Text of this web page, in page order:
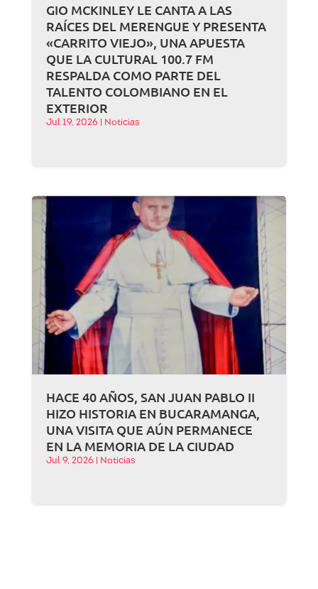
GIO MCKINLEY LE CANTA A LAS
RAÍCES DEL MERENGUE Y PRESENTA
«CARRITO VIEJO», UNA APUESTA
QUE LA CULTURAL 100.7 FM
RESPALDA COMO PARTE DEL
TALENTO COLOMBIANO EN EL
EXTERIOR
Jul 19, 2026 Noticias
HACE 40 AÑOS, SAN JUAN PABLO II
HIZO HISTORIA EN BUCARAMANGA,
UNA VISITA QUE AÚN PERMANECE
EN LA MEMORIA DE LA CIUDAD
Jul 9, 2026 Noticias